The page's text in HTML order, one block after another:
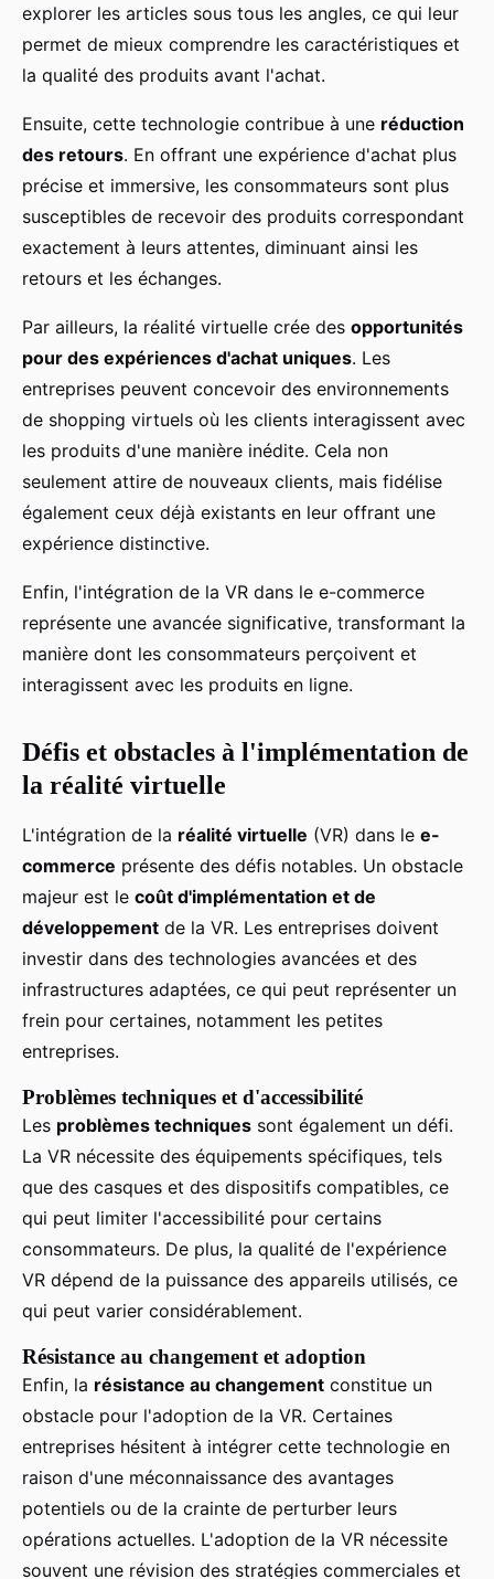
explorer les articles sous tous les angles, ce qui leur
permet de mieux comprendre les caractéristiques et
la qualité des produits avant l'achat.
Ensuite, cette technologie contribue à une réduction
des retours. En offrant une expérience d'achat plus
précise et immersive, les consommateurs sont plus
susceptibles de recevoir des produits correspondant
exactement à leurs attentes, diminuant ainsi les
retours et les échanges.
Par ailleurs, la réalité virtuelle crée des opportunités
pour des expériences d'achat uniques. Les
entreprises peuvent concevoir des environnements
de shopping virtuels où les clients interagissent avec
les produits d'une manière inédite. Cela non
seulement attire de nouveaux clients, mais fidélise
également ceux déjà existants en leur offrant une
expérience distinctive.
Enfin, l'intégration de la VR dans le e-commerce
représente une avancée significative, transformant la
manière dont les consommateurs perçoivent et
interagissent avec les produits en ligne.
Défis et obstacles à l'implémentation de
la réalité virtuelle
L'intégration de la réalité virtuelle (VR) dans le e-
commerce présente des défis notables. Un obstacle
majeur est le coût d'implémentation et de
développement de la VR. Les entreprises doivent
investir dans des technologies avancées et des
infrastructures adaptées, ce qui peut représenter un
frein pour certaines, notamment les petites
entreprises.
Problèmes techniques et d'accessibilité
Les problèmes techniques sont également un défi.
La VR nécessite des équipements spécifiques, tels
que des casques et des dispositifs compatibles, ce
qui peut limiter l'accessibilité pour certains
consommateurs. De plus, la qualité de l'expérience
VR dépend de la puissance des appareils utilisés, ce
qui peut varier considérablement.
Résistance au changement et adoption
Enfin, la résistance au changement constitue un
obstacle pour l'adoption de la VR. Certaines
entreprises hésitent à intégrer cette technologie en
raison d'une méconnaissance des avantages
potentiels ou de la crainte de perturber leurs
opérations actuelles. L'adoption de la VR nécessite
souvent une révision des stratégies commerciales et